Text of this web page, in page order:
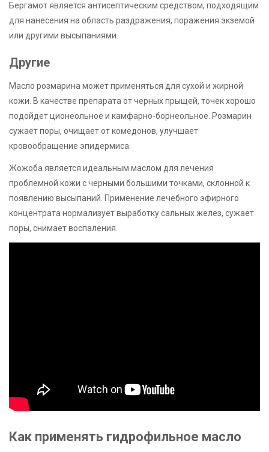
Бергамот является антисептическим средством, подходящим
для нанесения на область раздражения, поражения экземой
или другими высыпаниями.
Другие
Масло розмарина может применяться для сухой и жирной
кожи. В качестве препарата от черных прыщей, точек хорошо
подойдет ционеольное и камфарно-борнеольное. Розмарин
сужает поры, очищает от комедонов, улучшает
кровообращение эпидермиса.
Жожоба является идеальным маслом для лечения
проблемной кожи с черными большими точками, склонной к
появлению высыпаний. Применение лечебного эфирного
концентрата нормализует выработку сальных желез, сужает
поры, снимает воспаления.
Как применять гидрофильное масло